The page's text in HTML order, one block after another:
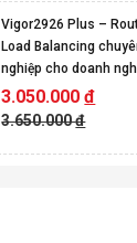
Vigor2926 Plus –
Load Balancing
nghiệp cho doanh
3.050.000đ
3.650.000đ